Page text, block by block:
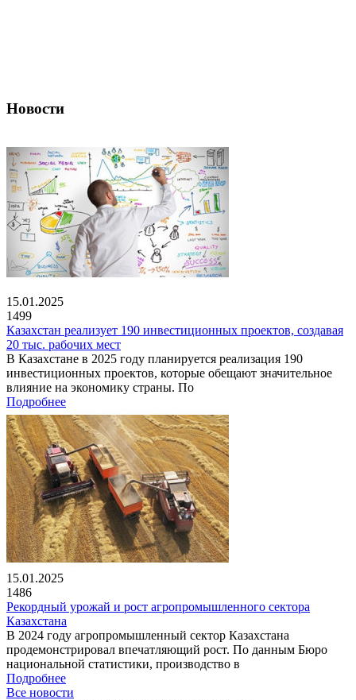
Новости
15.01.2025
1499
Казахстан реализует 190 инвестиционных проектов, создавая
20 тыс. рабочих мест
В Казахстане в 2025 году планируется реализация 190
инвестиционных проектов, которые обещают значительное
влияние на экономику страны. По
Подробнее
15.01.2025
1486
Рекордный урожай и рост агропромышленного сектора
Казахстана
В 2024 году агропромышленный сектор Казахстана
продемонстрировал впечатляющий рост. По данным Бюро
национальной статистики, производство в
Подробнее
Все новости